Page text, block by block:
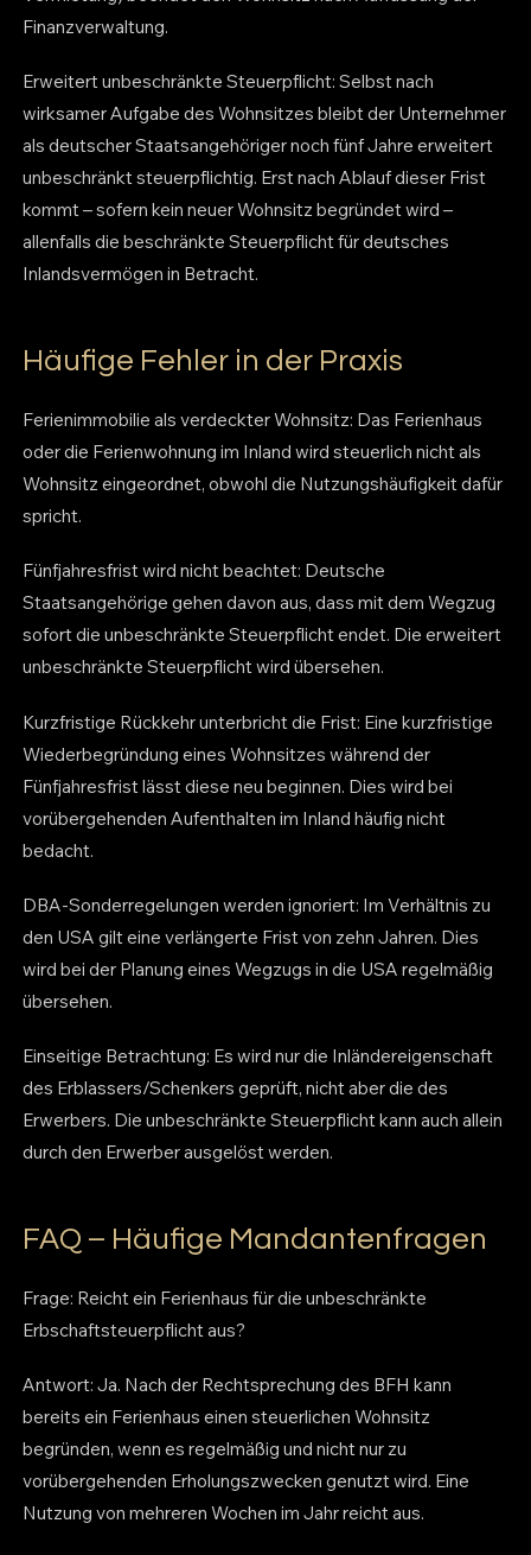
Finanzverwaltung.
Erweitert unbeschränkte Steuerpflicht: Selbst nach
wirksamer Aufgabe des Wohnsitzes bleibt der Unternehmer
als deutscher Staatsangehöriger noch fünf Jahre erweitert
unbeschränkt steuerpflichtig. Erst nach Ablauf dieser Frist
kommt – sofern kein neuer Wohnsitz begründet wird –
allenfalls die beschränkte Steuerpflicht für deutsches
Inlandsvermögen in Betracht.
Häufige Fehler in der Praxis
Ferienimmobilie als verdeckter Wohnsitz: Das Ferienhaus
oder die Ferienwohnung im Inland wird steuerlich nicht als
Wohnsitz eingeordnet, obwohl die Nutzungshäufigkeit dafür
spricht.
Fünfjahresfrist wird nicht beachtet: Deutsche
Staatsangehörige gehen davon aus, dass mit dem Wegzug
sofort die unbeschränkte Steuerpflicht endet. Die erweitert
unbeschränkte Steuerpflicht wird übersehen.
Kurzfristige Rückkehr unterbricht die Frist: Eine kurzfristige
Wiederbegründung eines Wohnsitzes während der
Fünfjahresfrist lässt diese neu beginnen. Dies wird bei
vorübergehenden Aufenthalten im Inland häufig nicht
bedacht.
DBA-Sonderregelungen werden ignoriert: Im Verhältnis zu
den USA gilt eine verlängerte Frist von zehn Jahren. Dies
wird bei der Planung eines Wegzugs in die USA regelmäßig
übersehen.
Einseitige Betrachtung: Es wird nur die Inländereigenschaft
des Erblassers/Schenkers geprüft, nicht aber die des
Erwerbers. Die unbeschränkte Steuerpflicht kann auch allein
durch den Erwerber ausgelöst werden.
FAQ – Häufige Mandantenfragen
Frage: Reicht ein Ferienhaus für die unbeschränkte
Erbschaftsteuerpflicht aus?
Antwort: Ja. Nach der Rechtsprechung des BFH kann
bereits ein Ferienhaus einen steuerlichen Wohnsitz
begründen, wenn es regelmäßig und nicht nur zu
vorübergehenden Erholungszwecken genutzt wird. Eine
Nutzung von mehreren Wochen im Jahr reicht aus.